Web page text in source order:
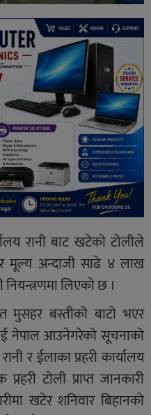
रानी बाट खटेको टोलीले
मूल्य अन्दाजी साढे ४ लाख
लिएको छ ।
मुसहर बस्तीको बाटो भएर
नेपाल आउनेगरेको सूचनाको
र ईलाका प्रहरी कार्यालय
टोली प्राप्त जानकारी
खटेर शनिवार बिहानको